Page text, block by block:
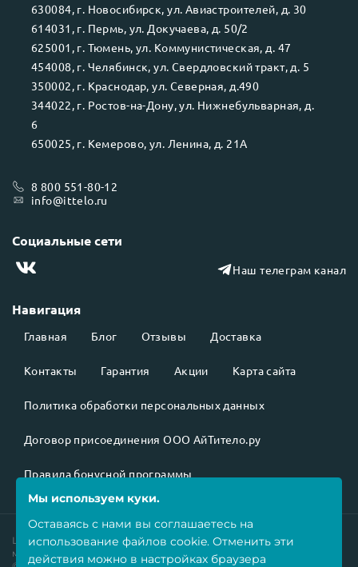
Навигация
Главная Блог Отзывы Доставка
Контакты Гарантия Акции Карта сайта
Политика обработки персональных данных
Договор присоединения ООО АйТитело.ру
Правила бонусной программы
630084 , г. Новосибирск , ул. Авиастроителей, д. 30
614031 , г. Пермь , ул. Докучаева, д. 50/2
625001 , г. Тюмень , ул. Коммунистическая, д. 47
454008 , г. Челябинск , ул. Свердловский тракт, д. 5
350002 , г. Краснодар , ул. Северная, д.490
344022 , г. Ростов-на-Дону , ул. Нижнебульварная, д.
6
650025 , г. Кемерово , ул. Ленина, д. 21А
8 800 551-80-12
info@ittelo.ru
Социальные сети
Наш телеграм канал
Мы используем куки.
Оставаясь с нами вы соглашаетесь на
использование файлов cookie. Отменить эти
действия можно в настройках браузера
Цены на товарыне являются публичной офертойи могут
меняться в зависимости от курса валют.